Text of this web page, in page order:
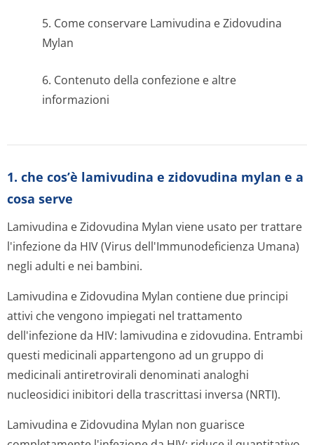
5. Come conservare Lamivudina e Zidovudina
Mylan
6. Contenuto della confezione e altre
informazioni
1. che cos’è lamivudina e zidovudina mylan e a
cosa serve
Lamivudina e Zidovudina Mylan viene usato per trattare
l'infezione da HIV (Virus dell'Immunode­ficienza Umana)
negli adulti e nei bambini.
Lamivudina e Zidovudina Mylan contiene due principi
attivi che vengono impiegati nel trattamento
dell'infezione da HIV: lamivudina e zidovudina. Entrambi
questi medicinali appartengono ad un gruppo di
medicinali antiretrovirali denominati analoghi
nucleosidici inibitori della trascrittasi inversa (NRTI).
Lamivudina e Zidovudina Mylan non guarisce